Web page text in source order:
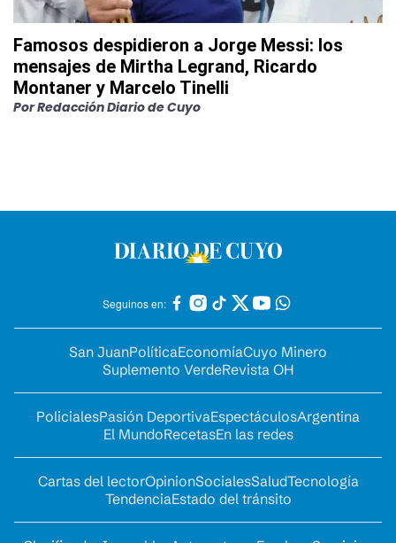
Famosos despidieron a Jorge Messi: los
mensajes de Mirtha Legrand, Ricardo
Montaner y Marcelo Tinelli
PorRedacción Diario de Cuyo
Seguinos en:
San JuanPolíticaEconomíaCuyo Minero
Suplemento VerdeRevista OH
PolicialesPasión DeportivaEspectáculosArgentina
El MundoRecetasEn las redes
Cartas del lectorOpinionSocialesSaludTecnología
TendenciaEstado del tránsito